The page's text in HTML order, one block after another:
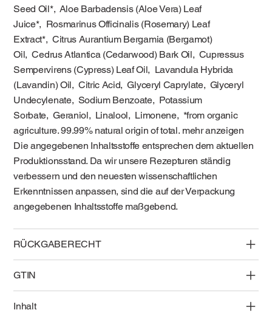
Seed Oil*, Aloe Barbadensis (Aloe Vera) Leaf
Juice*, Rosmarinus Officinalis (Rosemary) Leaf
Extract*, Citrus Aurantium Bergamia (Bergamot)
Oil, Cedrus Atlantica (Cedarwood) Bark Oil, Cupressus
Sempervirens (Cypress) Leaf Oil, Lavandula Hybrida
(Lavandin) Oil, Citric Acid, Glyceryl Caprylate, Glyceryl
Undecylenate, Sodium Benzoate, Potassium
Sorbate, Geraniol, Linalool, Limonene, *from organic
agriculture. 99.99% natural origin of total. mehr anzeigen
Die angegebenen Inhaltsstoffe entsprechen dem aktuellen
Produktionsstand. Da wir unsere Rezepturen ständig
verbessern und den neuesten wissenschaftlichen
Erkenntnissen anpassen, sind die auf der Verpackung
angegebenen Inhaltsstoffe maßgebend.
RÜCKGABERECHT
GTIN
Inhalt